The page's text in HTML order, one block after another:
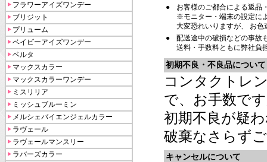
フラワーアイズワンデー
ブリジット
プリューム
ベイビーアイズワンデー
ベルタ
マックスカラー
マックスカラーワンデー
ミスリリア
ミッシュブルーミン
メルシェバイエンジェルカラー
ラヴェール
ラヴェールマンスリー
ラバーズカラー
●
お客様のご都合による返品
※モニター・端末の設定に
大変恐れいりますが、 お
●
配送途中の破損などの事故
送料・手数料ともに弊社負
初期不良・不良品について
コンタクトレ
で、お手数で
初期不良が疑
破棄なさらず
キャンセルについて